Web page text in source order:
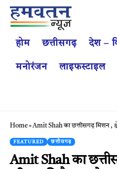
होम छत्तीसगढ़ देश –
मनोरंजन लाइफस्टाइल
Home» Amit Shah का छत्तीसगढ़ मिशन , क्षेत्रीय
FEATURED छत्तीसगढ़
Amit Shah का